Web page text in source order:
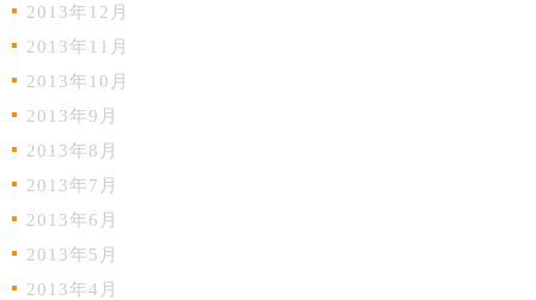
2013年12月
2013年11月
2013年10月
2013年9月
2013年8月
2013年7月
2013年6月
2013年5月
2013年4月